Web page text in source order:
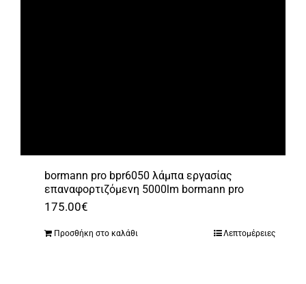
bormann pro bpr6050 λάμπα εργασίας
επαναφορτιζόμενη 5000lm bormann pro
175.00€
Προσθήκη στο καλάθι Λεπτομέρειες